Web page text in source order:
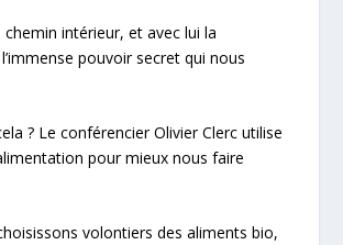
chemin intérieur, et avec lui la
pouvoir secret qui nous
? Le conférencier Olivier Clerc utilise
pour mieux nous faire
volontiers des aliments bio,